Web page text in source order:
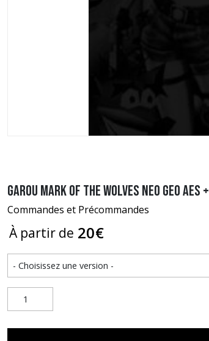
Garou Mark of the Wolves Neo Geo AES +
Commandes et Précommandes
À partir de 20€